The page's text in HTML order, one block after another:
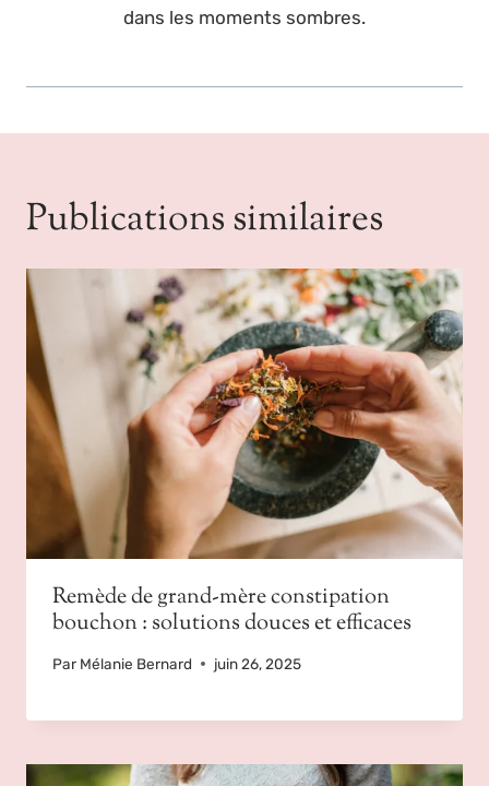
dans les moments sombres.
Publications similaires
Remède de grand-mère constipation
bouchon : solutions douces et efficaces
Par Mélanie Bernard juin 26, 2025